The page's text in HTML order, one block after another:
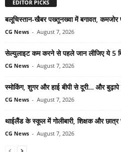
EDITOR PICKS
बलूचिस्तान-खैबर पख्तूनख्वा में बगावत, कमजोर
CG News - August 7, 2026
सेल्युलाइट कम करने से पहले जान लीजिए ये 5
CG News - August 7, 2026
स्मोकिंग, शुगर और हाई बीपी से दूरी… और बुढ़ापे
CG News - August 7, 2026
थाईलैंड के स्कूल में गोलीबारी, शिक्षक और छात्र
CG News - August 7, 2026